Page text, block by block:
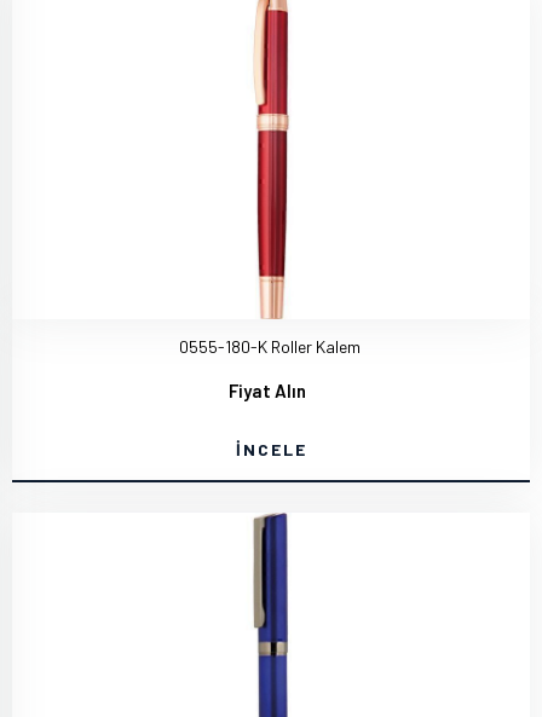
0555-180-K Roller Kalem
Fiyat Alın
İNCELE